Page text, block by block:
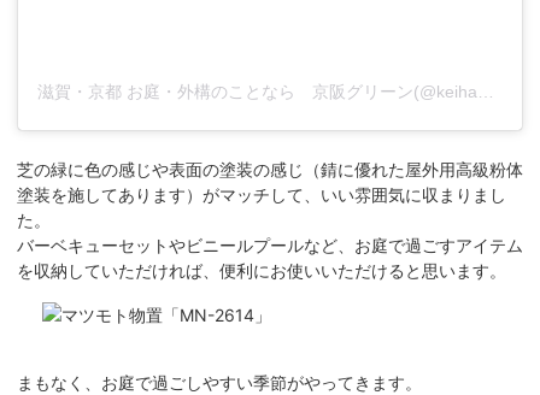
滋賀・京都 お庭・外構のことなら 京阪グリーン(@keihangreen)がシェアした投稿
芝の緑に色の感じや表面の塗装の感じ（錆に優れた屋外用高級粉体
塗装を施してあります）がマッチして、いい雰囲気に収まりまし
た。
バーベキューセットやビニールプールなど、お庭で過ごすアイテム
を収納していただければ、便利にお使いいただけると思います。
まもなく、お庭で過ごしやすい季節がやってきます。